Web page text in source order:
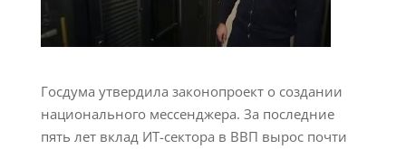
Госдума утвердила законопроект о создании
национального мессенджера. За последние
пять лет вклад ИТ-сектора в ВВП вырос почти